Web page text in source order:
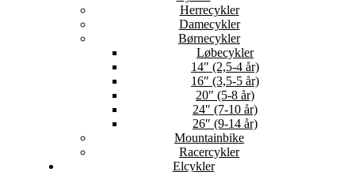
Herrecykler
Damecykler
Børnecykler
Løbecykler
14″ (2,5-4 år)
16″ (3,5-5 år)
20″ (5-8 år)
24″ (7-10 år)
26″ (9-14 år)
Mountainbike
Racercykler
Elcykler